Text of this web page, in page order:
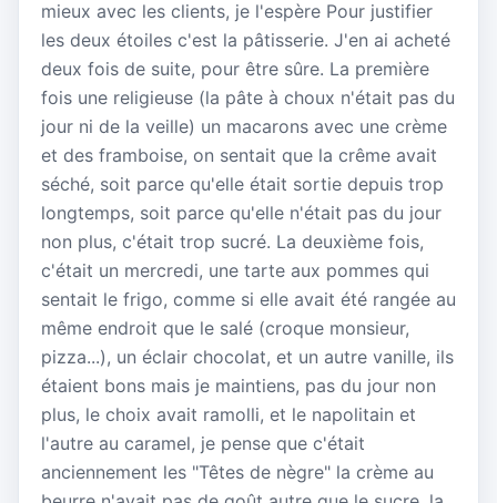
mieux avec les clients, je l'espère Pour justifier
les deux étoiles c'est la pâtisserie. J'en ai acheté
deux fois de suite, pour être sûre. La première
fois une religieuse (la pâte à choux n'était pas du
jour ni de la veille) un macarons avec une crème
et des framboise, on sentait que la crême avait
séché, soit parce qu'elle était sortie depuis trop
longtemps, soit parce qu'elle n'était pas du jour
non plus, c'était trop sucré. La deuxième fois,
c'était un mercredi, une tarte aux pommes qui
sentait le frigo, comme si elle avait été rangée au
même endroit que le salé (croque monsieur,
pizza...), un éclair chocolat, et un autre vanille, ils
étaient bons mais je maintiens, pas du jour non
plus, le choix avait ramolli, et le napolitain et
l'autre au caramel, je pense que c'était
anciennement les "Têtes de nègre" la crème au